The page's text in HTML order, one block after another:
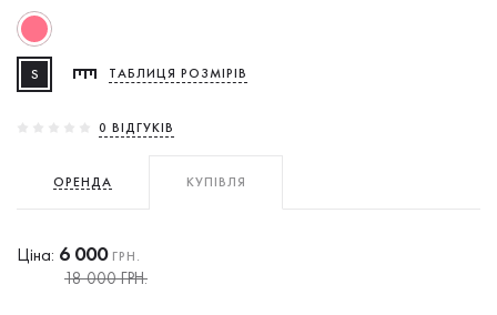
S ТАБЛИЦЯ РОЗМІРІВ
0 ВIДГУКIВ
ОРЕНДА КУПІВЛЯ
Ціна: 6 000ГРН.
18 000 ГРН.